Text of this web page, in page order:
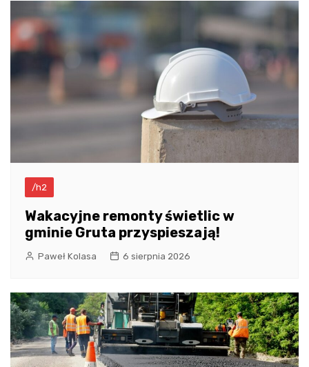
/h2
Wakacyjne remonty świetlic w
gminie Gruta przyspieszają!
Paweł Kolasa 6 sierpnia 2026